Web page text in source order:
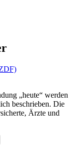
„heute“ werden
beschrieben. Die
Ärzte und